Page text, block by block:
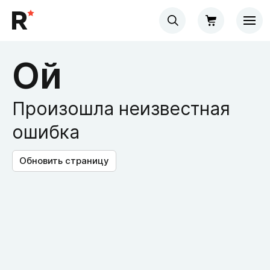
Ой
Произошла неизвестная
ошибка
Обновить страницу